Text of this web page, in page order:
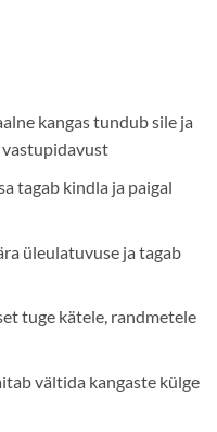
kangas tundub sile ja
vastupidavust
tagab kindla ja paigal
üleulatuvuse ja tagab
tuge kätele, randmetele
vältida kangaste külge